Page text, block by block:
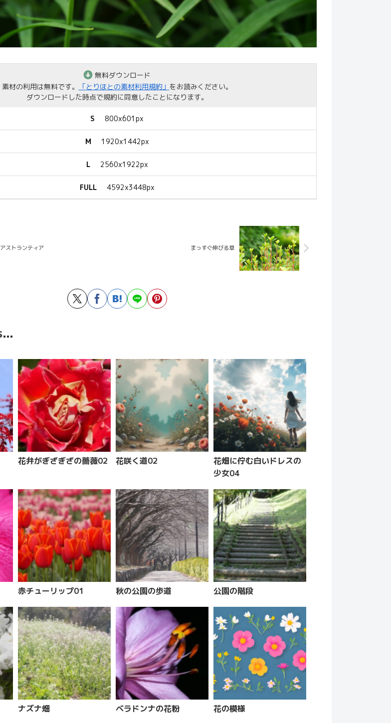
無料ダウンロード
素材の利用は無料です。
「とりほとの素材利用規約」 をお読みください。
ダウンロードした時点で規約に同意したことになります。
S 800x601px
M 1920x1442px
L 2560x1922px
FULL 4592x3448px
アストランティア まっすぐ伸びる草
花弁がぎざぎざの薔薇02 花咲く道02
花畑に佇む白いドレスの
少女04
赤チューリップ01 秋の公園の歩道 公園の階段
ナズナ畑 ベラドンナの花粉 花の模様